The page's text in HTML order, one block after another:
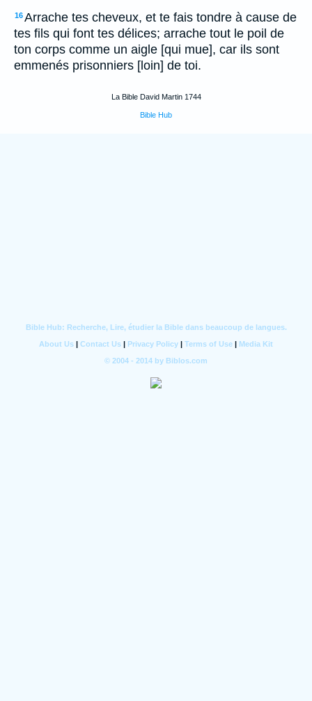
16Arrache tes cheveux, et te fais tondre à cause de
tes fils qui font tes délices; arrache tout le poil de
ton corps comme un aigle [qui mue], car ils sont
emmenés prisonniers [loin] de toi.
La Bible David Martin 1744
Bible Hub